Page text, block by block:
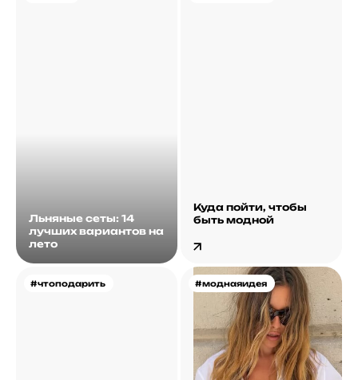
Льняные сеты: 14
лучших вариантов на
лето
Куда пойти, чтобы
быть модной
#чтоподарить #моднаяидея